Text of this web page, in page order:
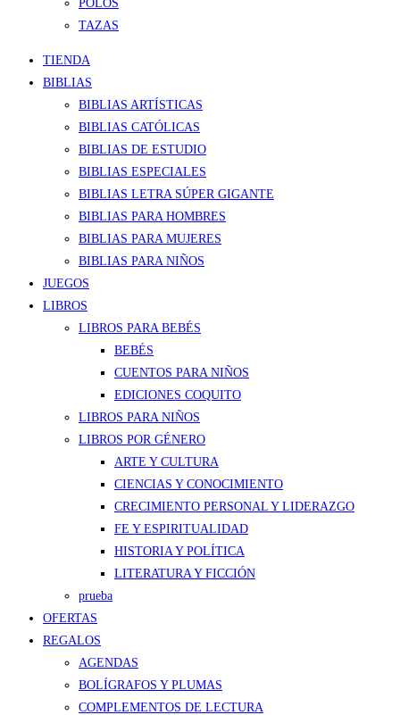
POLOS
TAZAS
TIENDA
BIBLIAS
BIBLIAS ARTÍSTICAS
BIBLIAS CATÓLICAS
BIBLIAS DE ESTUDIO
BIBLIAS ESPECIALES
BIBLIAS LETRA SÚPER GIGANTE
BIBLIAS PARA HOMBRES
BIBLIAS PARA MUJERES
BIBLIAS PARA NIÑOS
JUEGOS
LIBROS
LIBROS PARA BEBÉS
BEBÉS
CUENTOS PARA NIÑOS
EDICIONES COQUITO
LIBROS PARA NIÑOS
LIBROS POR GÉNERO
ARTE Y CULTURA
CIENCIAS Y CONOCIMIENTO
CRECIMIENTO PERSONAL Y LIDERAZGO
FE Y ESPIRITUALIDAD
HISTORIA Y POLÍTICA
LITERATURA Y FICCIÓN
prueba
OFERTAS
REGALOS
AGENDAS
BOLÍGRAFOS Y PLUMAS
COMPLEMENTOS DE LECTURA